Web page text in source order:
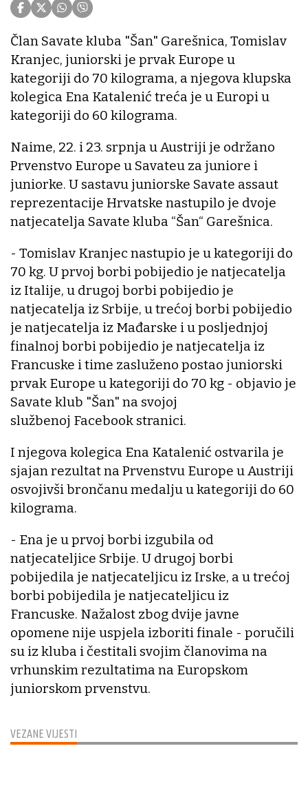
VEZANE VIJESTI
Član Savate kluba "Šan" Garešnica, Tomislav
Kranjec, juniorski je prvak Europe u
kategoriji do 70 kilograma, a njegova klupska
kolegica Ena Katalenić treća je u Europi u
kategoriji do 60 kilograma.
Naime, 22. i 23. srpnja u Austriji je održano
Prvenstvo Europe u Savateu za juniore i
juniorke. U sastavu juniorske Savate assaut
reprezentacije Hrvatske nastupilo je dvoje
natjecatelja Savate kluba “Šan“ Garešnica.
- Tomislav Kranjec nastupio je u kategoriji do
70 kg. U prvoj borbi pobijedio je natjecatelja
iz Italije, u drugoj borbi pobijedio je
natjecatelja iz Srbije, u trećoj borbi pobijedio
je natjecatelja iz Mađarske i u posljednjoj
finalnoj borbi pobijedio je natjecatelja iz
Francuske i time zasluženo postao juniorski
prvak Europe u kategoriji do 70 kg - objavio je
Savate klub "Šan" na svojoj
službenoj Facebook stranici.
I njegova kolegica Ena Katalenić ostvarila je
sjajan rezultat na Prvenstvu Europe u Austriji
osvojivši brončanu medalju u kategoriji do 60
kilograma.
- Ena je u prvoj borbi izgubila od
natjecateljice Srbije. U drugoj borbi
pobijedila je natjecateljicu iz Irske, a u trećoj
borbi pobijedila je natjecateljicu iz
Francuske. Nažalost zbog dvije javne
opomene nije uspjela izboriti finale - poručili
su iz kluba i čestitali svojim članovima na
vrhunskim rezultatima na Europskom
juniorskom prvenstvu.